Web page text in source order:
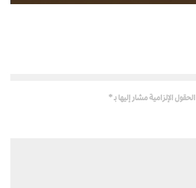
الحقول الإلزامية مشار إليها بـ*